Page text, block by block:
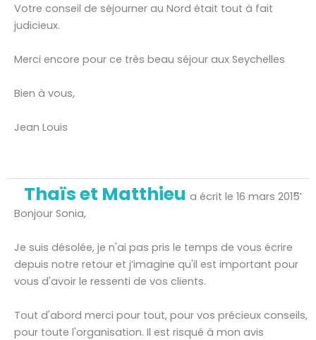
Votre conseil de séjourner au Nord était tout à fait
judicieux.
Merci encore pour ce très beau séjour aux Seychelles
Bien à vous,
Jean Louis
Thaïs et Matthieu a écrit le 16 mars 2015
Bonjour Sonia,
Je suis désolée, je n'ai pas pris le temps de vous écrire
depuis notre retour et j’imagine qu'il est important pour
vous d'avoir le ressenti de vos clients.
Tout d'abord merci pour tout, pour vos précieux conseils,
pour toute l'organisation. Il est risqué à mon avis
...